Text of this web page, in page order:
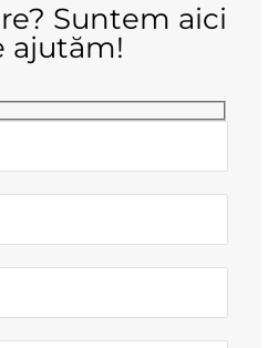
Suntem aici
ajutăm!